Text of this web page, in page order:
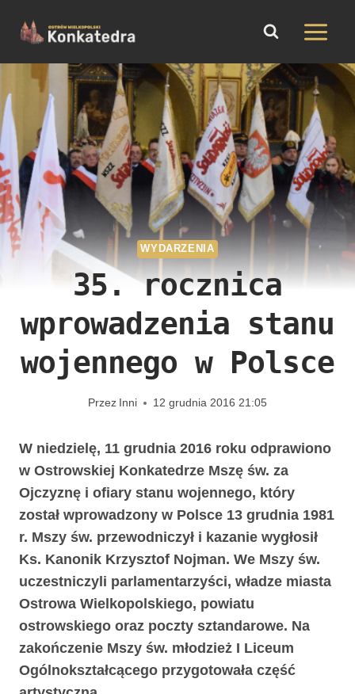
treści
WYDARZENIA
35. rocznica
wprowadzenia stanu
wojennego w Polsce
Przez Inni 12 grudnia 2016 21:05
W niedzielę, 11 grudnia 2016 roku odprawiono
w Ostrowskiej Konkatedrze Mszę św. za
Ojczyznę i ofiary stanu wojennego, który
został wprowadzony w Polsce 13 grudnia 1981
r. Mszy św. przewodniczył i kazanie wygłosił
Ks. Kanonik Krzysztof Nojman. We Mszy św.
uczestniczyli parlamentarzyści, władze miasta
Ostrowa Wielkopolskiego, powiatu
ostrowskiego oraz poczty sztandarowe. Na
zakończenie Mszy św. młodzież I Liceum
Ogólnokształcącego przygotowała część